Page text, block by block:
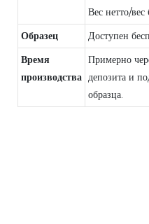
Вес нетто/
Образец
Доступен
Время
производства
Примерно
депозита и
образца.